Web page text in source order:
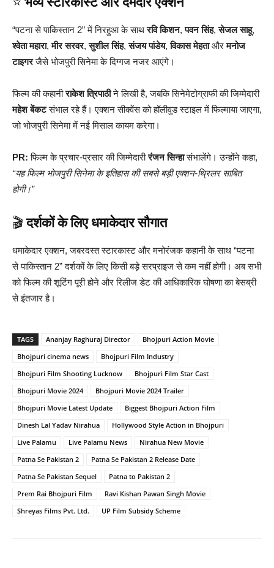
“पटना से पाकिस्तान 2” में निरहुआ के साथरवि किशन,पवन सिंह,सेजल साहू,
श्वेता महारा,मीर सरवर,सुशील सिंह,संजय पांडेय,विकास मेहताऔरमनोज
टाइगरजैसे भोजपुरी सिनेमा के दिग्गज नजर आएंगे।
फिल्म की कहानीराकेश त्रिपाठीने लिखी है, जबकि सिनेमेटोग्राफी की जिम्मेदारी
महेश बेंकटसंभाल रहे हैं। एक्शन सीक्वेंस को हॉलीवुड स्टाइल में फिल्माया जाएगा,
जो भोजपुरी सिनेमा में नई मिसाल कायम करेगा।
PR: फिल्म के प्रचार-प्रसार की जिम्मेदारीरंजन सिन्हासंभालेंगे। उन्होंने कहा,
“यह फिल्म भोजपुरी सिनेमा के इतिहास की सबसे बड़ी एक्शन-थ्रिलर साबित
होगी।”
🎬दर्शकों के लिए धमाकेदार सौगात
धमाकेदार एक्शन, जबरदस्त स्टारकास्ट और मनोरंजक कहानी के साथ “पटना
से पाकिस्तान 2” दर्शकों के लिए किसी बड़े सरप्राइज से कम नहीं होगी। अब सभी
को फिल्म की शूटिंग पूरी होने और रिलीज डेट की आधिकारिक घोषणा का बेसब्री
से इंतजार है।
TAGS Ananjay Raghuraj Director
Bhojpuri Action Movie
Bhojpuri cinema news
Bhojpuri Film Industry
Bhojpuri Film Shooting Lucknow
Bhojpuri Film Star Cast
Bhojpuri Movie 2024
Bhojpuri Movie 2024 Trailer
Bhojpuri Movie Latest Update
Biggest Bhojpuri Action Film
Dinesh Lal Yadav Nirahua
Hollywood Style Action in Bhojpuri
Live Palamu
Live Palamu News
Nirahua New Movie
Patna Se Pakistan 2
Patna Se Pakistan 2 Release Date
Patna Se Pakistan Sequel
Patna to Pakistan 2
Prem Rai Bhojpuri Film
Ravi Kishan Pawan Singh Movie
Shreyas Films Pvt. Ltd.
UP Film Subsidy Scheme